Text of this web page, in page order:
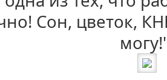
Сон, цветок,